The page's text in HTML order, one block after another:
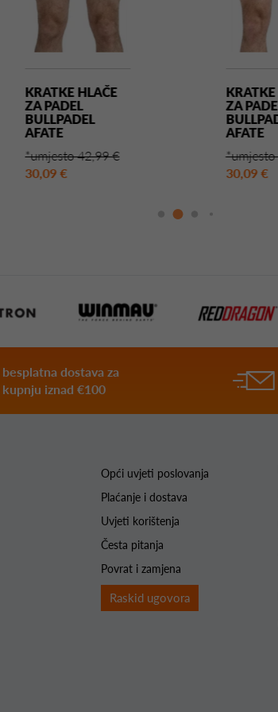
HLAČE
42,99 €
KRATKE HLAČE
ZA PADEL
BULLPADEL
*umjesto 42,99 €
besplatna dostava za
kupnju iznad €100
Opći uvjeti poslovanja
Plaćanje i dostava
Uvjeti korištenja
Česta pitanja
Povrat i zamjena
Raskid ugovora